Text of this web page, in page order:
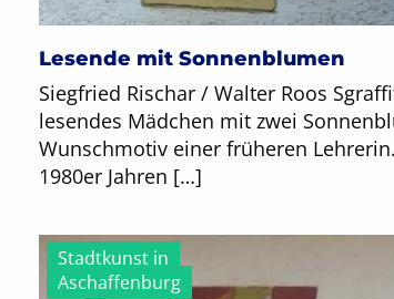
Lesende mit Sonnenblumen
Siegfried Rischar / Walter Roos
lesendes Mädchen mit zwei
Wunschmotiv einer früheren
1980er Jahren […]
Stadtkunst in
Aschaffenburg